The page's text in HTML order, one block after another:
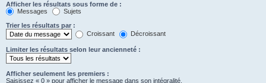
Afficher les résultats sous forme de :
Messages
Sujets
Trier les résultats par :
Croissant
Décroissant
Limiter les résultats selon leur ancienneté :
Afficher seulement les premiers :
Saisissez « 0 » pour afficher le message dans son intégralité.